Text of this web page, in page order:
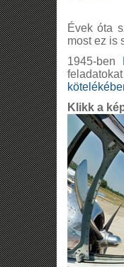
Évek óta
most ez is
1945-ben
Klikk a